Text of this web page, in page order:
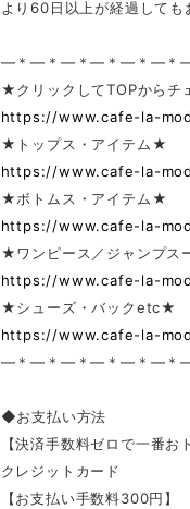
より60日以上が経過しても
—＊—＊—＊—＊—＊—＊
★クリックしてTOPからチ
https://www.cafe-la-
★トップス・アイテム★
https://www.cafe-la-
★ボトムス・アイテム★
https://www.cafe-la-
★ワンピース／ジャンプス
https://www.cafe-la-
★シューズ・バックetc★
https://www.cafe-la-
—＊—＊—＊—＊—＊—＊
◆お支払い方法
【決済手数料ゼロで一番お
クレジットカード
【お支払い手数料300円】